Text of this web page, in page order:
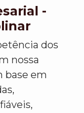
-
dos
nossa
base em